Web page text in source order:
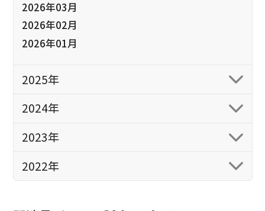
2026年03月
2026年02月
2026年01月
2025年
2024年
2023年
2022年